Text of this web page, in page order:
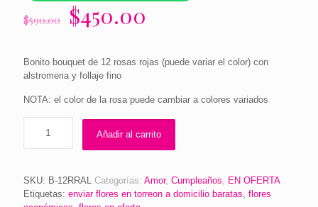
$590.00 El
precio
original
era:
$590.00.
$450.00
actual
$450.00.
Bonito bouquet de 12 rosas rojas (puede variar el color) con
alstromeria y follaje fino
NOTA: el color de la rosa puede cambiar a colores variados
Añadir al carrito
SKU: B-12RRAL Categorías: Amor, Cumpleaños, EN OFERTA
Etiquetas: enviar flores en torreon a domicilio baratas, flores